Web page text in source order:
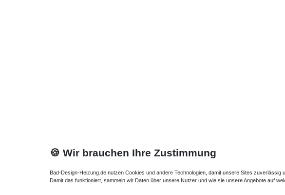
🍪 Wir brauchen Ihre Zustimmung
Bad-Design-Heizung.de nutzen Cookies und andere Technologien, damit unsere Sites
Damit das funktioniert, sammeln wir Daten über unsere Nutzer und wie sie unsere Angebote auf